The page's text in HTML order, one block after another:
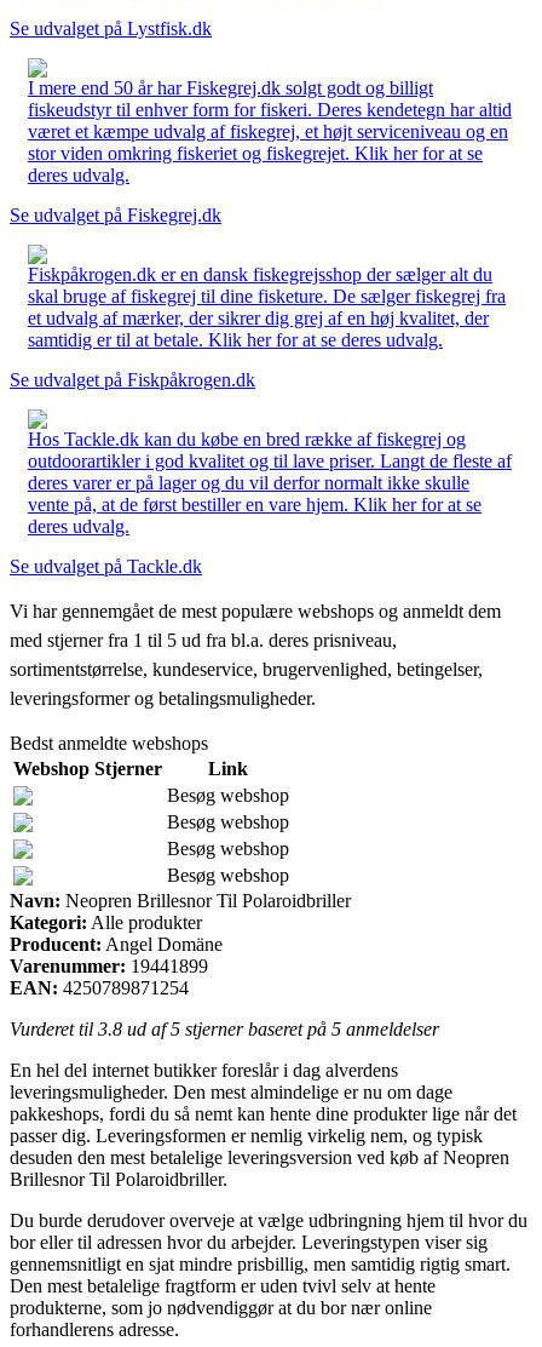
Se udvalget på Lystfisk.dk
I mere end 50 år har Fiskegrej.dk solgt godt og billigt
fiskeudstyr til enhver form for fiskeri. Deres kendetegn har altid
været et kæmpe udvalg af fiskegrej, et højt serviceniveau og en
stor viden omkring fiskeriet og fiskegrejet. Klik her for at se
deres udvalg.
Se udvalget på Fiskegrej.dk
Fiskpåkrogen.dk er en dansk fiskegrejsshop der sælger alt du
skal bruge af fiskegrej til dine fisketure. De sælger fiskegrej fra
et udvalg af mærker, der sikrer dig grej af en høj kvalitet, der
samtidig er til at betale. Klik her for at se deres udvalg.
Se udvalget på Fiskpåkrogen.dk
Hos Tackle.dk kan du købe en bred række af fiskegrej og
outdoorartikler i god kvalitet og til lave priser. Langt de fleste af
deres varer er på lager og du vil derfor normalt ikke skulle
vente på, at de først bestiller en vare hjem. Klik her for at se
deres udvalg.
Se udvalget på Tackle.dk
Vi har gennemgået de mest populære webshops og anmeldt dem
med stjerner fra 1 til 5 ud fra bl.a. deres prisniveau,
sortimentstørrelse, kundeservice, brugervenlighed, betingelser,
leveringsformer og betalingsmuligheder.
Bedst anmeldte webshops
Webshop Stjerner
Link
Besøg webshop
Besøg webshop
Besøg webshop
Besøg webshop
Navn: Neopren Brillesnor Til Polaroidbriller
Kategori: Alle produkter
Producent: Angel Domäne
Varenummer: 19441899
EAN: 4250789871254
Vurderet til 3.8 ud af 5 stjerner baseret på 5 anmeldelser
En hel del internet butikker foreslår i dag alverdens
leveringsmuligheder. Den mest almindelige er nu om dage
pakkeshops, fordi du så nemt kan hente dine produkter lige når det
passer dig. Leveringsformen er nemlig virkelig nem, og typisk
desuden den mest betalelige leveringsversion ved køb af Neopren
Brillesnor Til Polaroidbriller.
Du burde derudover overveje at vælge udbringning hjem til hvor du
bor eller til adressen hvor du arbejder. Leveringstypen viser sig
gennemsnitligt en sjat mindre prisbillig, men samtidig rigtig smart.
Den mest betalelige fragtform er uden tvivl selv at hente
produkterne, som jo nødvendiggør at du bor nær online
forhandlerens adresse.